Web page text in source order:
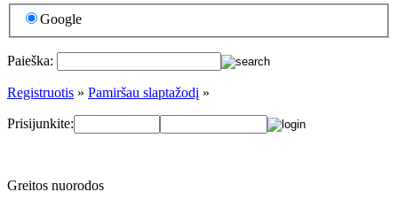
Google
Paieška:
Registruotis » Pamiršau slaptažodį »
Prisijunkite:
Greitos nuorodos